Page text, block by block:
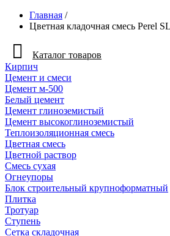
Главная /
Цветная кладочная смесь Perel
Каталог товаров
Кирпич
Цемент и смеси
Цемент м-500
Белый цемент
Цемент глиноземистый
Цемент высокоглиноземистый
Теплоизоляционная смесь
Цветная смесь
Цветной раствор
Смесь сухая
Огнеупоры
Блок строительный крупноформатный
Плитка
Тротуар
Ступень
Сетка складочная